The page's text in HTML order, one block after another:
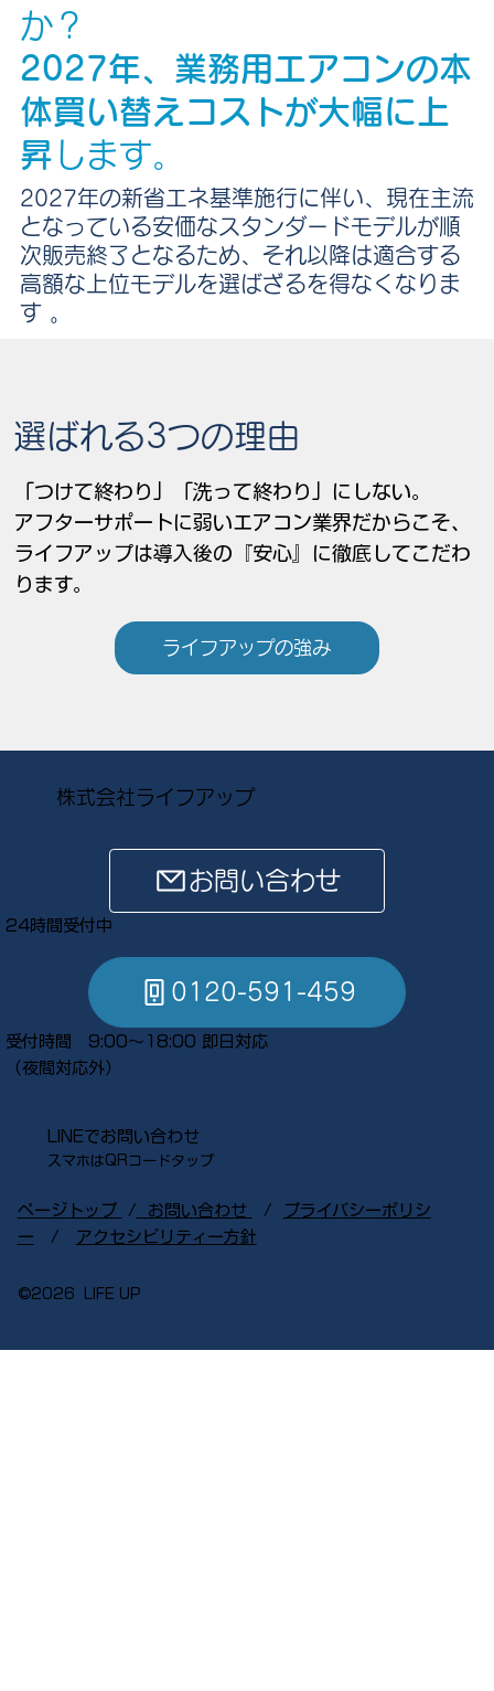
か？
2027年、業務用エアコンの本
体買い替えコストが大幅に上
昇 します。
2027年の新省エネ基準施行に伴い、現在主流
となっている安価なスタンダードモデルが順
次販売終了となるため、それ以降は適合する
高額な上位モデルを選ばざるを得なくなりま
す 。
選ばれる3つの理由
「つけて終わり」「洗って終わり」にしない。
アフターサポートに弱いエアコン業界だからこそ、
ライフアップは導入後の『安心』に徹底してこだわ
ります。
ライフアップの強み
ページトップ ​ / お問い合わせ /
プライバシーポリシ
ー / アクセシビリティー方針
©︎2026 LIFE UP
株式会社ライフアップ
お問い合わせ
24時間受付中
0120-591-459
受付時間 9:00～18:00 即日対応
​（夜間対応外）
LINEでお問い合わせ
スマホはQRコードタップ​